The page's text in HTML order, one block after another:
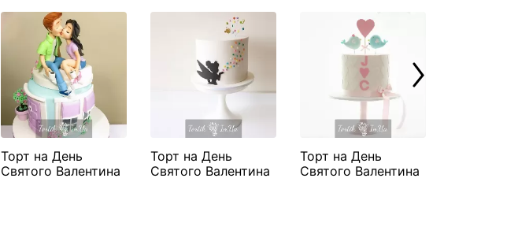
Торт на День
Святого Валентина
Торт на День
Святого Валентина
Торт на День
Святого Валентина